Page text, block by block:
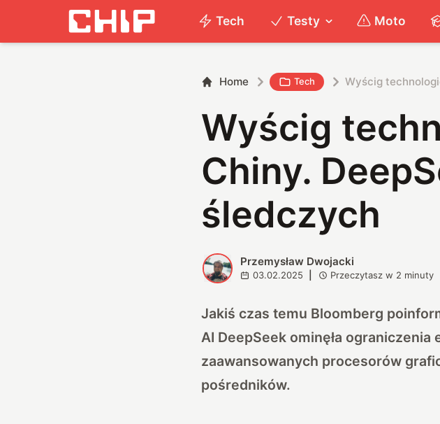
Tech Testy Moto
Home Tech Wyścig
Wyścig
Chiny.
śledczych
P Przemysław Dwojacki
03.02.2025 Przeczytasz w 2 minuty
Jakiś czas temu Bloomberg
AI DeepSeek ominęła
zaawansowanych procesorów
pośredników.